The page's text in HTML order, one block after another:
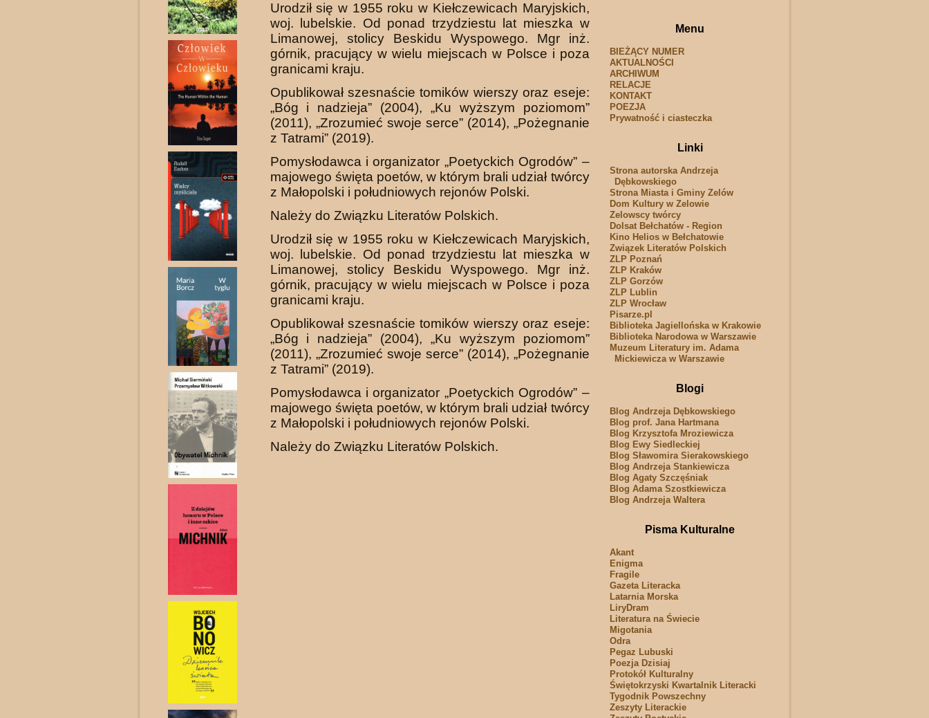
Urodził się w 1955 roku w Kiełczewicach Maryjskich,
woj. lubelskie. Od ponad trzydziestu lat mieszka w
Limanowej, stolicy Beskidu Wyspowego. Mgr inż.
górnik, pracujący w wielu miejscach w Polsce i poza
granicami kraju.
Opublikował szesnaście tomików wierszy oraz eseje:
„Bóg i nadzieja” (2004), „Ku wyższym poziomom”
(2011), „Zrozumieć swoje serce” (2014), „Pożegnanie
z Tatrami” (2019).
Pomysłodawca i organizator „Poetyckich Ogrodów” –
majowego święta poetów, w którym brali udział twórcy
z Małopolski i południowych rejonów Polski.
Należy do Związku Literatów Polskich.
Urodził się w 1955 roku w Kiełczewicach Maryjskich,
woj. lubelskie. Od ponad trzydziestu lat mieszka w
Limanowej, stolicy Beskidu Wyspowego. Mgr inż.
górnik, pracujący w wielu miejscach w Polsce i poza
granicami kraju.
Opublikował szesnaście tomików wierszy oraz eseje:
„Bóg i nadzieja” (2004), „Ku wyższym poziomom”
(2011), „Zrozumieć swoje serce” (2014), „Pożegnanie
z Tatrami” (2019).
Pomysłodawca i organizator „Poetyckich Ogrodów” –
majowego święta poetów, w którym brali udział twórcy
z Małopolski i południowych rejonów Polski.
Należy do Związku Literatów Polskich.
Menu
BIEŻĄCY NUMER
AKTUALNOŚCI
ARCHIWUM
RELACJE
KONTAKT
POEZJA
Prywatność i ciasteczka
Linki
Strona autorska Andrzeja
Dębkowskiego
Strona Miasta i Gminy Zelów
Dom Kultury w Zelowie
Zelowscy twórcy
Dolsat Bełchatów - Region
Kino Helios w Bełchatowie
Związek Literatów Polskich
ZLP Poznań
ZLP Kraków
ZLP Gorzów
ZLP Lublin
ZLP Wrocław
Pisarze.pl
Biblioteka Jagiellońska w Krakowie
Biblioteka Narodowa w Warszawie
Muzeum Literatury im. Adama
Mickiewicza w Warszawie
Blogi
Blog Andrzeja Dębkowskiego
Blog prof. Jana Hartmana
Blog Krzysztofa Mroziewicza
Blog Ewy Siedleckiej
Blog Sławomira Sierakowskiego
Blog Andrzeja Stankiewicza
Blog Agaty Szczęśniak
Blog Adama Szostkiewicza
Blog Andrzeja Waltera
Pisma Kulturalne
Akant
Enigma
Fragile
Gazeta Literacka
Latarnia Morska
LiryDram
Literatura na Świecie
Migotania
Odra
Pegaz Lubuski
Poezja Dzisiaj
Protokół Kulturalny
Świętokrzyski Kwartalnik Literacki
Tygodnik Powszechny
Zeszyty Literackie